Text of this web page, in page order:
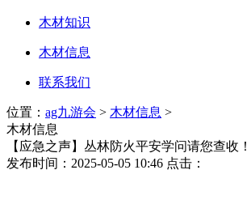
木材知识
木材信息
联系我们
位置： ag九游会 > 木材信息 >
木材信息
【应急之声】丛林防火平安学问请您查收！
发布时间：2025-05-05 10:46 点击：